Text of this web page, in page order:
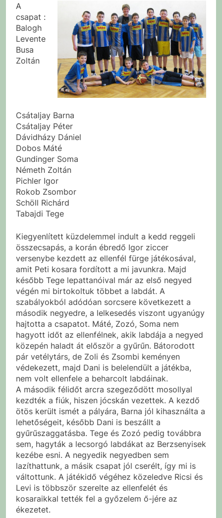
A
csapat :
Balogh
Levente
Busa
Zoltán
Csátaljay Barna
Csátaljay Péter
Dávidházy Dániel
Dobos Máté
Gundinger Soma
Németh Zoltán
Pichler Igor
Rokob Zsombor
Schöll Richárd
Tabajdi Tege
Kiegyenlített küzdelemmel indult a kedd reggeli
összecsapás, a korán ébredő Igor ziccer
versenybe kezdett az ellenfél fürge játékosával,
amit Peti kosara fordított a mi javunkra. Majd
később Tege lepattanóival már az első negyed
végén mi birtokoltuk többet a labdát. A
szabályokból adódóan sorcsere következett a
második negyedre, a lelkesedés viszont ugyanúgy
hajtotta a csapatot. Máté, Zozó, Soma nem
hagyott időt az ellenfélnek, akik labdája a negyed
közepén haladt át először a gyűrűn. Bátorodott
pár vetélytárs, de Zoli és Zsombi keményen
védekezett, majd Dani is belelendült a játékba,
nem volt ellenfele a beharcolt labdáinak.
A második félidőt arcra szegeződött mosollyal
kezdték a fiúk, hiszen jócskán vezettek. A kezdő
ötös került ismét a pályára, Barna jól kihasználta a
lehetőségeit, később Dani is beszállt a
gyűrűszaggatásba. Tege és Zozó pedig továbbra
sem, hagyták a lecsorgó labdákat az Berzsenyisek
kezébe esni. A negyedik negyedben sem
lazíthattunk, a másik csapat jól cserélt, így mi is
váltottunk. A játékidő végéhez közeledve Ricsi és
Levi is többször szerelte az ellenfelét és
kosaraikkal tették fel a győzelem ő-jére az
ékezetet.